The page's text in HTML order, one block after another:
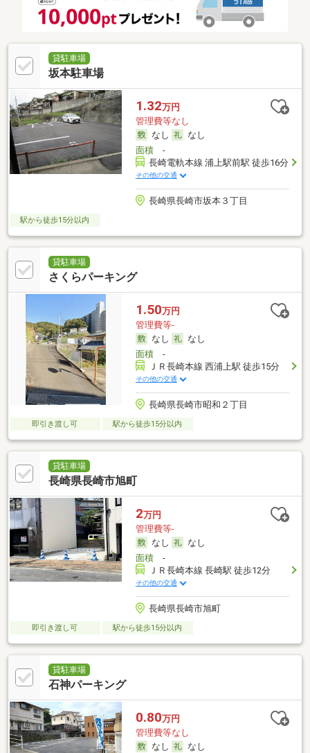
貸駐車場
坂本駐車場
1.32万円
管理費等なし
なし
なし
面積-
長崎電軌本線 浦上駅前駅 徒歩16分
その他の交通
長崎県長崎市坂本３丁目
駅から徒歩15分以内
貸駐車場
さくらパーキング
1.50万円
管理費等-
なし
なし
面積-
ＪＲ長崎本線 西浦上駅 徒歩15分
その他の交通
長崎県長崎市昭和２丁目
即引き渡し可 駅から徒歩15分以内
貸駐車場
長崎県長崎市旭町
2万円
管理費等-
なし
なし
面積-
ＪＲ長崎本線 長崎駅 徒歩12分
その他の交通
長崎県長崎市旭町
即引き渡し可 駅から徒歩15分以内
貸駐車場
石神パーキング
0.80万円
管理費等なし
なし
なし